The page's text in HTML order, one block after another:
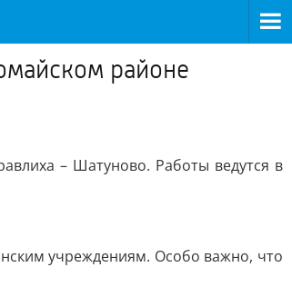
районе
– Шатуново. Работы ведутся в
учреждениям. Особо важно, что